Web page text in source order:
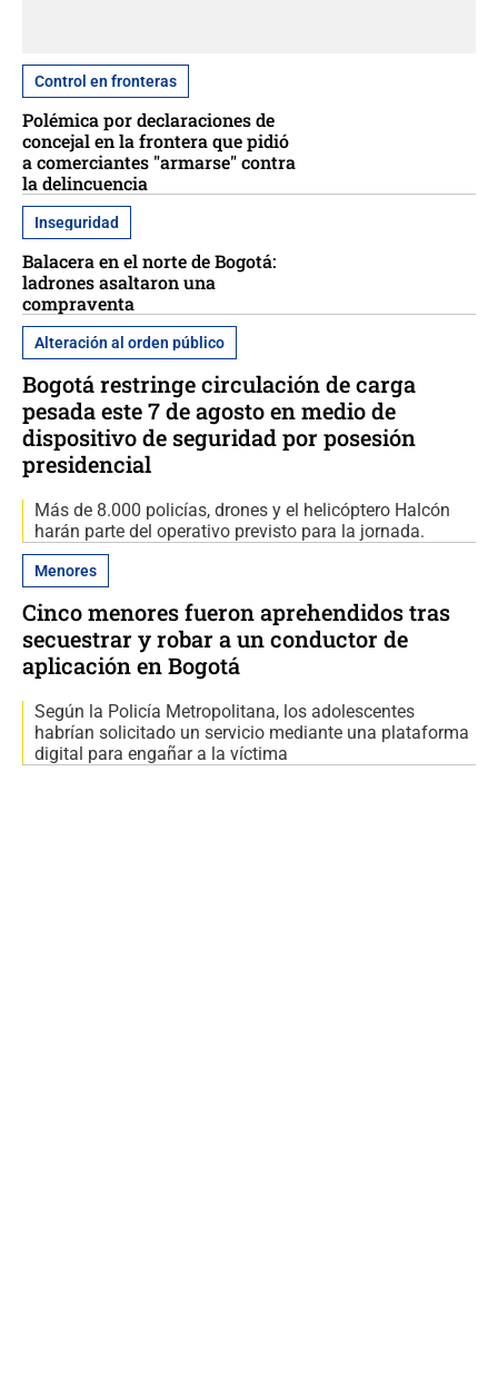
Control en fronteras
Polémica por declaraciones de
concejal en la frontera que pidió
a comerciantes "armarse" contra
la delincuencia
Inseguridad
Balacera en el norte de Bogotá:
ladrones asaltaron una
compraventa
Alteración al orden público
Bogotá restringe circulación de carga
pesada este 7 de agosto en medio de
dispositivo de seguridad por posesión
presidencial
Más de 8.000 policías, drones y el helicóptero Halcón
harán parte del operativo previsto para la jornada.
Menores
Cinco menores fueron aprehendidos tras
secuestrar y robar a un conductor de
aplicación en Bogotá
Según la Policía Metropolitana, los adolescentes
habrían solicitado un servicio mediante una plataforma
digital para engañar a la víctima